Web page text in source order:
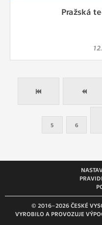
Pražská
5 6
© 2016–2026 ČESKÉ
VYROBILO A PROVOZUJE